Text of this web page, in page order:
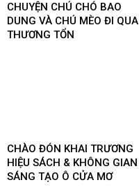
CHUYỆN CHÚ CHÓ BAO
DUNG VÀ CHÚ MÈO ĐI QUA
THƯƠNG TỔN
CHÀO ĐÓN KHAI TRƯƠNG
HIỆU SÁCH & KHÔNG GIAN
SÁNG TẠO Ô CỬA MƠ